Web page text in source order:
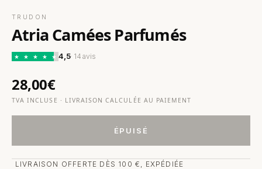
TRUDON
Atria Camées Parfumés
★ ★ ★ ★ ★ 4,5· 14 avis
28,00€
TVA INCLUSE · LIVRAISON CALCULÉE AU PAIEMENT
ÉPUISÉ
LIVRAISON OFFERTE DÈS 100 €, EXPÉDIÉE